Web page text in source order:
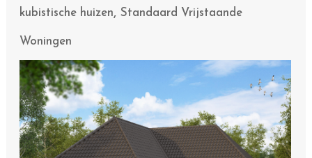
kubistische huizen,Standaard Vrijstaande
Woningen